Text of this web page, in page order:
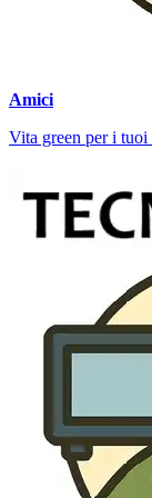
Amici
Vita green per i